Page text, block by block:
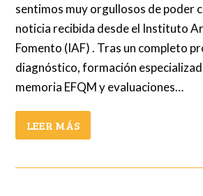
sentimos muy orgullosos de poder
noticia recibida desde el Instituto
Fomento (IAF) . Tras un completo
diagnóstico, formación
memoria EFQM y evaluaciones…
LEER MÁS